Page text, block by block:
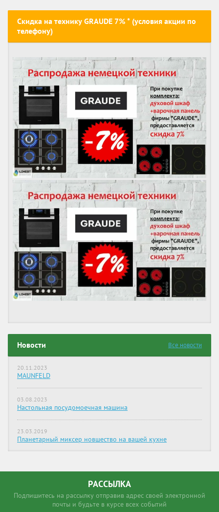
Скидка на технику GRAUDE 7% * (условия акции по
телефону)
Новости Все новости
20.11.2023
MAUNFELD
03.08.2023
Настольная посудомоечная машина
23.03.2019
Планетарный миксер новшество на вашей кухне
РАССЫЛКА
Подпишитесь на рассылку отправив адрес своей электронной
почты и будьте в курсе всех событий